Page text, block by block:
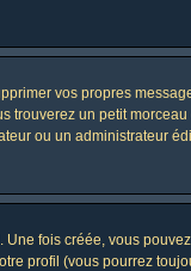
vos propres
un petit
ou un administrateur
Une fois créée, vous
profil (vous pourrez